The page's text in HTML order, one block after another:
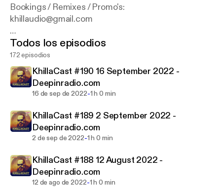
Bookings / Remixes / Promo's:
khillaudio@gmail.com
Label boss | A&R
@gentsndandysrecords
@crooksnvillainsrecords
KhillaCast on Deepinradio.com
Every 1st and 3rd Fri 10-11PM CET
Todos los episodios
172 episodios
KhillaCast #190 16 September 2022 -
Deepinradio.com
16 de sep de 2022-1 h 0 min
KhillaCast #189 2 September 2022 -
Deepinradio.com
2 de sep de 2022-1 h 0 min
KhillaCast #188 12 August 2022 -
Deepinradio.com
12 de ago de 2022-1 h 0 min